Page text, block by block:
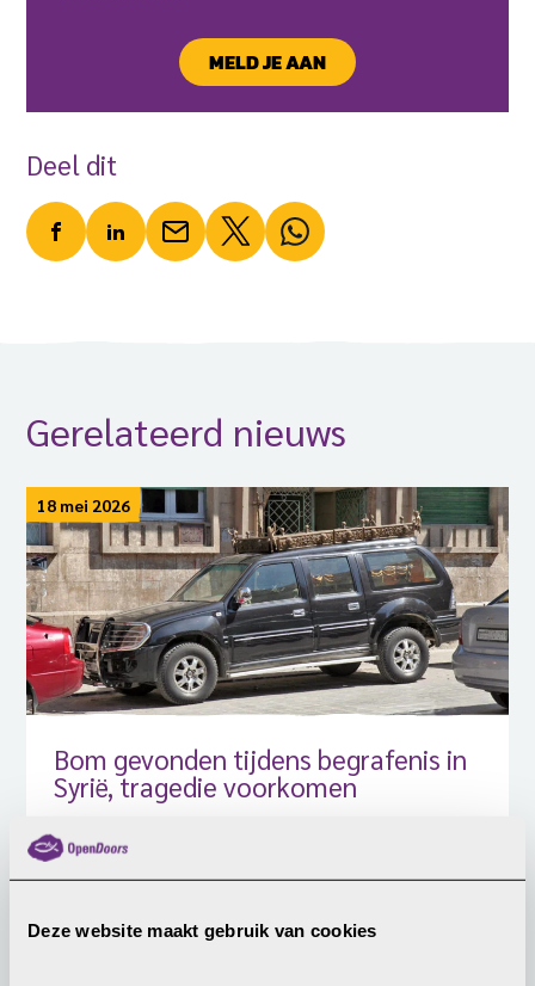
Deze website maakt gebruik van cookies
MELD JE AAN
Deel dit
Gerelateerd nieuws
18 mei 2026
Bom gevonden tijdens begrafenis in
Syrië, tragedie voorkomen
toen een bom werd ontdekt tijdens een
drukbezochte begrafenisdienst in een kerk.
LEES MEER